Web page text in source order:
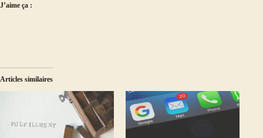
J’aime ça :
Articles similaires